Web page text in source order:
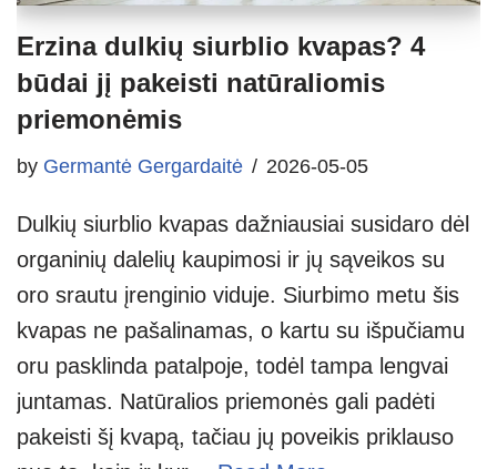
Erzina dulkių siurblio kvapas? 4
būdai jį pakeisti natūraliomis
priemonėmis
by Germantė Gergardaitė 2026-05-05
Dulkių siurblio kvapas dažniausiai susidaro dėl
organinių dalelių kaupimosi ir jų sąveikos su
oro srautu įrenginio viduje. Siurbimo metu šis
kvapas ne pašalinamas, o kartu su išpučiamu
oru pasklinda patalpoje, todėl tampa lengvai
juntamas. Natūralios priemonės gali padėti
pakeisti šį kvapą, tačiau jų poveikis priklauso